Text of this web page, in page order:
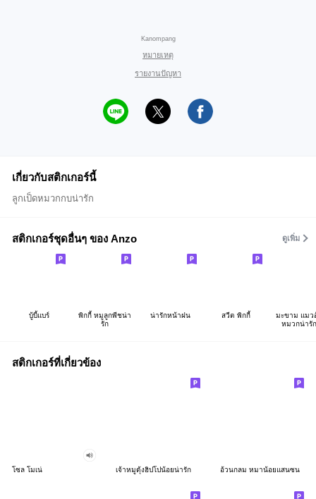
Kanompang
หมายเหตุ
รายงานปัญหา
เกี่ยวกับสติกเกอร์นี้
ลูกเป็ดหมวกกบน่ารัก
สติกเกอร์ชุดอื่นๆ ของ Anzo ดูเพิ่ม
บู้บี้แบร์
พิกกี้ หมูลูกพีชน่า
รัก
น่ารักหน้าฝน สวีต พิกกี้
มะขาม แมว
หมวกน่ารั
สติกเกอร์ที่เกี่ยวข้อง
โซล โมเน่ เจ้าหมูดุ้งฮิปโปน้อยน่ารัก อ้วนกลม หมาน้อยแสนซน